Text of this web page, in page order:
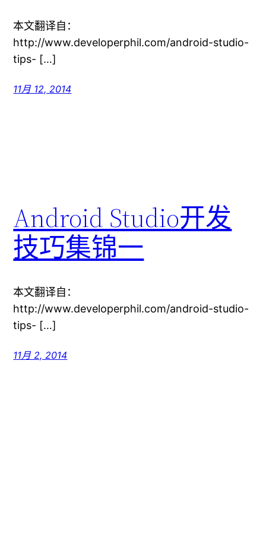
本文翻译自：
http://www.developerphil.com/android-studio-
tips- […]
11月 12, 2014
Android Studio开发
技巧集锦一
本文翻译自：
http://www.developerphil.com/android-studio-
tips- […]
11月 2, 2014